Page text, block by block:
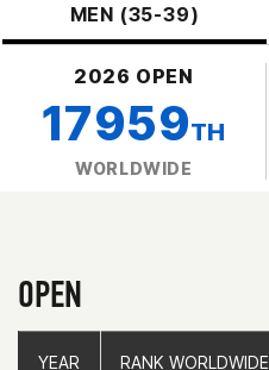
MEN (35-39)
2026 OPEN
17959TH
WORLDWIDE
OPEN
YEAR RANK WORLDWIDE
YEAR RANK WORLDWIDE